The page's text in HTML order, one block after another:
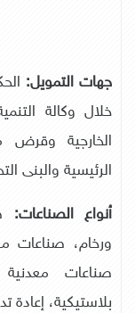
جهات التمويل:
خلال وكالة
الخارجية وقرض
الرئيسية والبنى
أنواع الصناعات:
ورخام، صناعات
صناعات
بلاستيكية، إعادة